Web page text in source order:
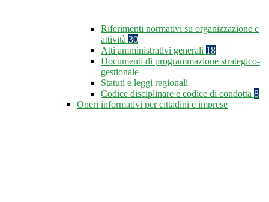
Riferimenti normativi su organizzazione e
attività 30
Atti amministrativi generali 18
Documenti di programmazione strategico-
gestionale
Statuti e leggi regionali
Codice disciplinare e codice di condotta 8
Oneri informativi per cittadini e imprese